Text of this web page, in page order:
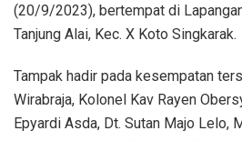
(20/9/2023), bertempat di
Tanjung Alai, Kec. X Koto Singkarak.
Tampak hadir pada kesempatan
Wirabraja, Kolonel Kav Rayen
Epyardi Asda, Dt. Sutan Majo Lelo,